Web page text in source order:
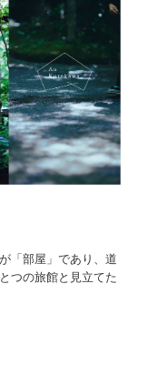
「部屋」であり、道
つの旅館と見立てた